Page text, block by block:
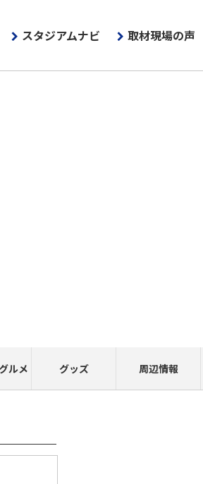
スタジアムナビ 取材現場の声
ルメ グッズ 周辺情報